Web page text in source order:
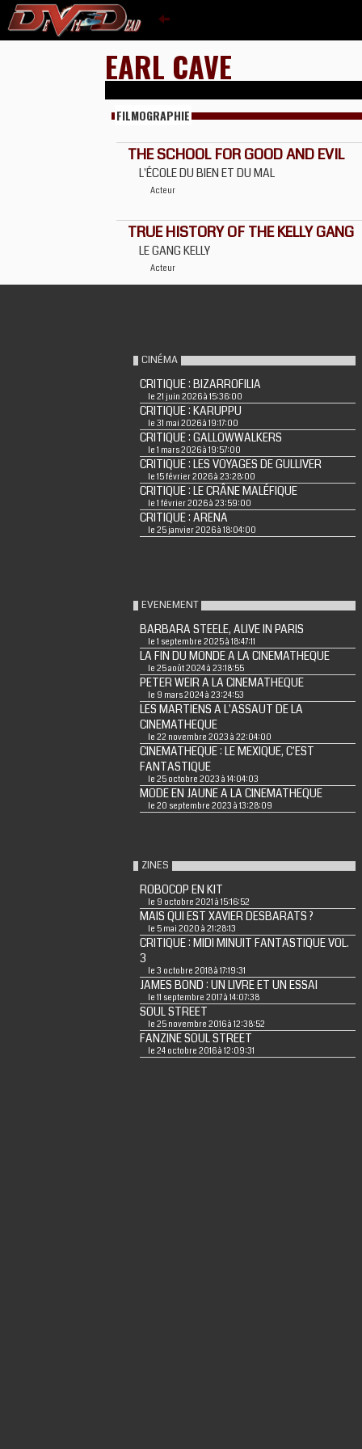
EARL CAVE
FILMOGRAPHIE
THE SCHOOL FOR GOOD AND EVIL
L'ÉCOLE DU BIEN ET DU MAL
Acteur
TRUE HISTORY OF THE KELLY GANG
LE GANG KELLY
Acteur
CINÉMA
CRITIQUE : BIZARROFILIA
le 21 juin 2026 à 15:36:00
CRITIQUE : KARUPPU
le 31 mai 2026 à 19:17:00
CRITIQUE : GALLOWWALKERS
le 1 mars 2026 à 19:57:00
CRITIQUE : LES VOYAGES DE GULLIVER
le 15 février 2026 à 23:28:00
CRITIQUE : LE CRÂNE MALÉFIQUE
le 1 février 2026 à 23:59:00
CRITIQUE : ARENA
le 25 janvier 2026 à 18:04:00
EVENEMENT
BARBARA STEELE, ALIVE IN PARIS
le 1 septembre 2025 à 18:47:11
LA FIN DU MONDE A LA CINEMATHEQUE
le 25 août 2024 à 23:18:55
PETER WEIR A LA CINEMATHEQUE
le 9 mars 2024 à 23:24:53
LES MARTIENS A L'ASSAUT DE LA
CINEMATHEQUE
le 22 novembre 2023 à 22:04:00
CINEMATHEQUE : LE MEXIQUE, C'EST
FANTASTIQUE
le 25 octobre 2023 à 14:04:03
MODE EN JAUNE A LA CINEMATHEQUE
le 20 septembre 2023 à 13:28:09
ZINES
ROBOCOP EN KIT
le 9 octobre 2021 à 15:16:52
MAIS QUI EST XAVIER DESBARATS ?
le 5 mai 2020 à 21:28:13
CRITIQUE : MIDI MINUIT FANTASTIQUE VOL.
3
le 3 octobre 2018 à 17:19:31
JAMES BOND : UN LIVRE ET UN ESSAI
le 11 septembre 2017 à 14:07:38
SOUL STREET
le 25 novembre 2016 à 12:38:52
FANZINE SOUL STREET
le 24 octobre 2016 à 12:09:31